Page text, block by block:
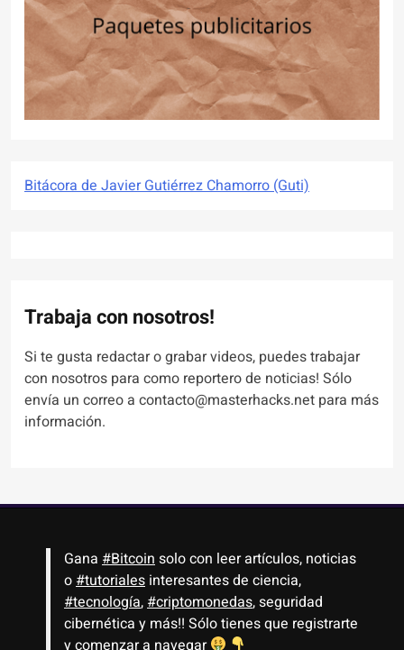
Bitácora de Javier Gutiérrez Chamorro (Guti)
Trabaja con nosotros!
Si te gusta redactar o grabar videos, puedes trabajar
con nosotros para como reportero de noticias! Sólo
envía un correo a contacto@masterhacks.net para más
información.
Gana #Bitcoin solo con leer artículos, noticias
o #tutoriales interesantes de ciencia,
#tecnología, #criptomonedas, seguridad
cibernética y más!! Sólo tienes que registrarte
y comenzar a navegar